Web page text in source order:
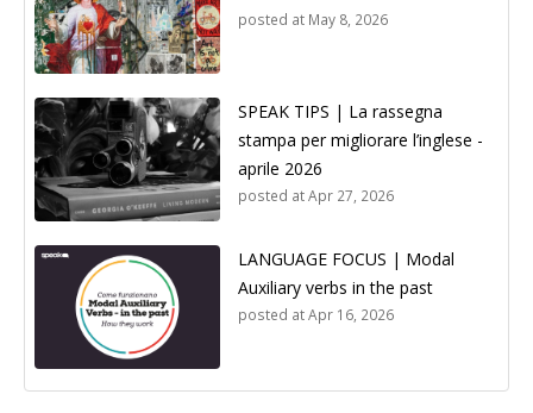
posted at May 8, 2026
SPEAK TIPS | La rassegna
stampa per migliorare l’inglese -
aprile 2026
posted atApr 27, 2026
LANGUAGE FOCUS | Modal
Auxiliary verbs in the past
posted atApr 16, 2026